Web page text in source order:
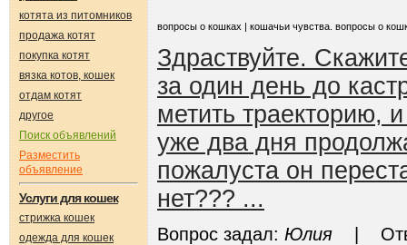
котята из питомников
продажа котят
покупка котят
вязка котов, кошек
отдам котят
другое
Поиск объявлений
Разместить
объявление
Услуги для кошек
стрижка кошек
одежда для кошек
вопросы о кошках | кошачьи чувства. вопросы о
Здраствуйте.
за один день до
метить траекторию,
уже два дня
пожалуста он
нет??? ...
Вопрос задал: Юлия |